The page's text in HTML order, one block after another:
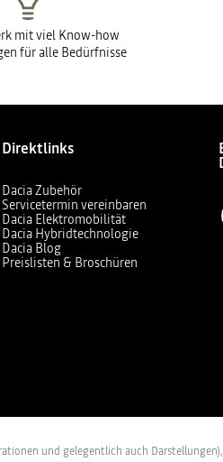
mit viel Know-how
für alle Bedürfnisse
Direktlinks
Dacia Zubehör
Servicetermin vereinbaren
Dacia Elektromobilität
Dacia Hybridtechnologie
Dacia Blog
Preislisten & Broschüren
und gelegentlich auch